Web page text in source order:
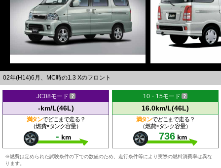
02年(H14)6月、MC時の1.3 Xのフロント
JC08モード
-km/L(46L)
満タンでどこまで走る？
（燃費×タンク容量）
- km
10・15モード
16.0km/L(46L)
満タンでどこまで走る？
（燃費×タンク容量）
736 km
※燃費は定められた試験条件の下での数値のため、走行条件等により実際の燃料消費率は異な
ります。